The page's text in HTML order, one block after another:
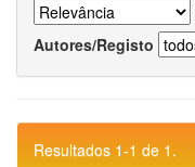
Autores/Registo
Resultados 1-1 de 1.